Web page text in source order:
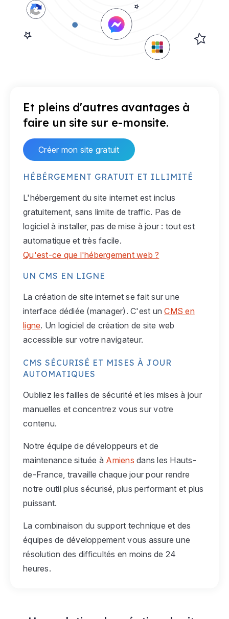
Et pleins d'autres avantages à
faire un site sur e-monsite.
Créer mon site gratuit
HÉBÉRGEMENT GRATUIT ET ILLIMITÉ
L'hébergement du site internet est inclus
gratuitement, sans limite de traffic. Pas de
logiciel à installer, pas de mise à jour : tout est
automatique et très facile.
Qu'est-ce que l'hébergement web ?
UN CMS EN LIGNE
La création de site internet se fait sur une
interface dédiée (manager). C'est unCMS en
ligne. Un logiciel de création de site web
accessible sur votre navigateur.
CMS SÉCURISÉ ET MISES À JOUR
AUTOMATIQUES
Oubliez les failles de sécurité et les mises à jour
manuelles et concentrez vous sur votre
contenu.
Notre équipe de développeurs et de
maintenance située à Amiens dans les Hauts-
de-France, travaille chaque jour pour rendre
notre outil plus sécurisé, plus performant et plus
puissant.
La combinaison du support technique et des
équipes de développement vous assure une
résolution des difficultés en moins de 24
heures.